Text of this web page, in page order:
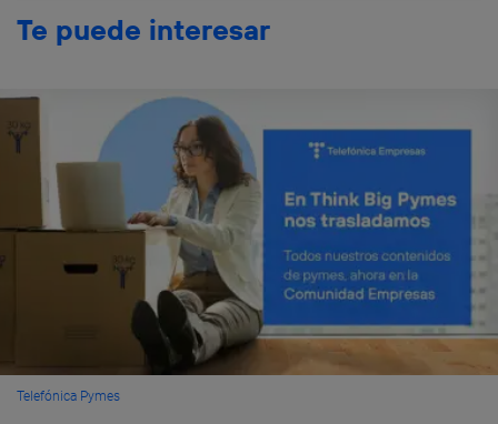
Te puede interesar
Telefónica Pymes